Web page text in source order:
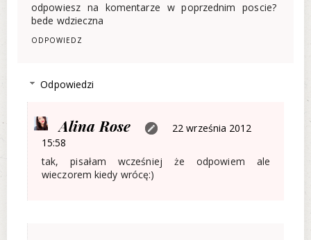
odpowiesz na komentarze w poprzednim poscie?
bede wdzieczna
ODPOWIEDZ
Odpowiedzi
Alina Rose
22 września 2012
15:58
tak, pisałam wcześniej że odpowiem ale
wieczorem kiedy wrócę:)